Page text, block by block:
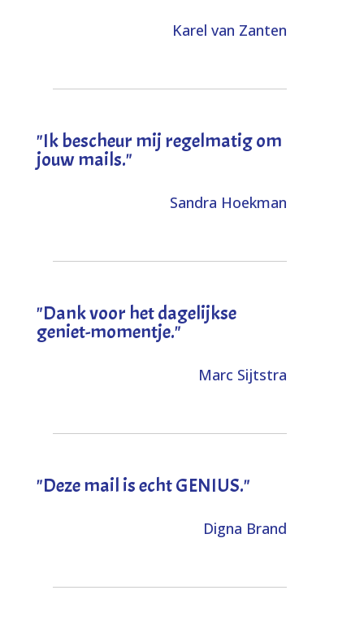
Karel van Zanten
"Ik bescheur mij regelmatig om
jouw mails."
Sandra Hoekman
"Dank voor het dagelijkse
geniet-momentje."
Marc Sijtstra
"Deze mail is echt GENIUS."
Digna Brand